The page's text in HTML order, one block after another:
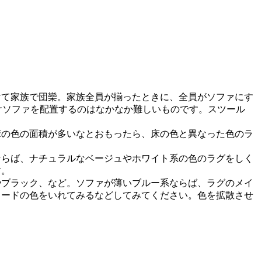
家族で団欒。家族全員が揃ったときに、全員がソファにす
ファを配置するのはなかなか難しいものです。スツール
色の面積が多いなとおもったら、床の色と異なった色のラ
ば、ナチュラルなベージュやホワイト系の色のラグをしく
ラック、など。ソファが薄いブルー系ならば、ラグのメイ
ドの色をいれてみるなどしてみてください。色を拡散させ